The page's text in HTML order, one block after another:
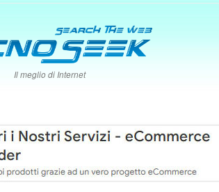
Il meglio di Internet